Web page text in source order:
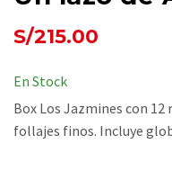
S/215.00
En Stock
Box Los Jazmines con
follajes finos. Incluye